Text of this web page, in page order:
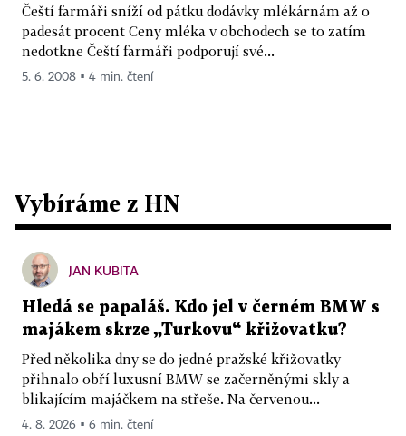
Čeští farmáři sníží od pátku dodávky mlékárnám až o
padesát procent Ceny mléka v obchodech se to zatím
nedotkne Čeští farmáři podporují své...
5. 6. 2008 ▪ 4 min. čtení
Vybíráme z HN
JAN KUBITA
Hledá se papaláš. Kdo jel v černém BMW s
majákem skrze „Turkovu“ křižovatku?
Před několika dny se do jedné pražské křižovatky
přihnalo obří luxusní BMW se začerněnými skly a
blikajícím majáčkem na střeše. Na červenou...
4. 8. 2026 ▪ 6 min. čtení